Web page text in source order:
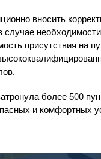
вносить
случае
присутствия на
более 500
и комфортных